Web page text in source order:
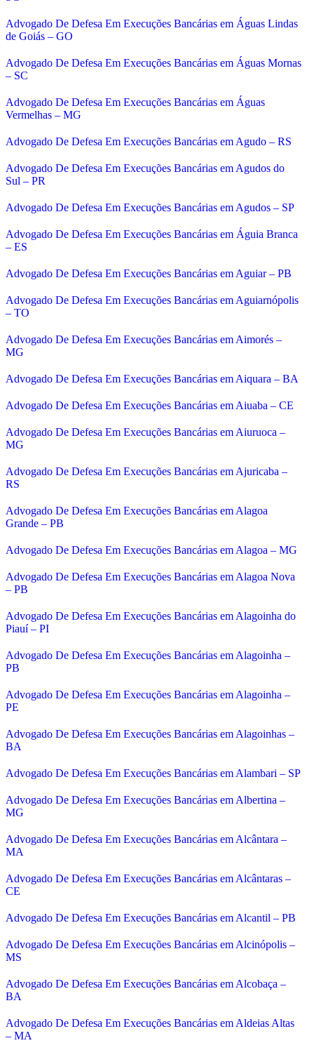
Advogado De Defesa Em Execuções Bancárias em Águas Lindas
de Goiás – GO
Advogado De Defesa Em Execuções Bancárias em Águas Mornas
– SC
Advogado De Defesa Em Execuções Bancárias em Águas
Vermelhas – MG
Advogado De Defesa Em Execuções Bancárias em Agudo – RS
Advogado De Defesa Em Execuções Bancárias em Agudos do
Sul – PR
Advogado De Defesa Em Execuções Bancárias em Agudos – SP
Advogado De Defesa Em Execuções Bancárias em Águia Branca
– ES
Advogado De Defesa Em Execuções Bancárias em Aguiar – PB
Advogado De Defesa Em Execuções Bancárias em Aguiarnópolis
– TO
Advogado De Defesa Em Execuções Bancárias em Aimorés –
MG
Advogado De Defesa Em Execuções Bancárias em Aiquara – BA
Advogado De Defesa Em Execuções Bancárias em Aiuaba – CE
Advogado De Defesa Em Execuções Bancárias em Aiuruoca –
MG
Advogado De Defesa Em Execuções Bancárias em Ajuricaba –
RS
Advogado De Defesa Em Execuções Bancárias em Alagoa
Grande – PB
Advogado De Defesa Em Execuções Bancárias em Alagoa – MG
Advogado De Defesa Em Execuções Bancárias em Alagoa Nova
– PB
Advogado De Defesa Em Execuções Bancárias em Alagoinha do
Piauí – PI
Advogado De Defesa Em Execuções Bancárias em Alagoinha –
PB
Advogado De Defesa Em Execuções Bancárias em Alagoinha –
PE
Advogado De Defesa Em Execuções Bancárias em Alagoinhas –
BA
Advogado De Defesa Em Execuções Bancárias em Alambari – SP
Advogado De Defesa Em Execuções Bancárias em Albertina –
MG
Advogado De Defesa Em Execuções Bancárias em Alcântara –
MA
Advogado De Defesa Em Execuções Bancárias em Alcântaras –
CE
Advogado De Defesa Em Execuções Bancárias em Alcantil – PB
Advogado De Defesa Em Execuções Bancárias em Alcinópolis –
MS
Advogado De Defesa Em Execuções Bancárias em Alcobaça –
BA
Advogado De Defesa Em Execuções Bancárias em Aldeias Altas
– MA